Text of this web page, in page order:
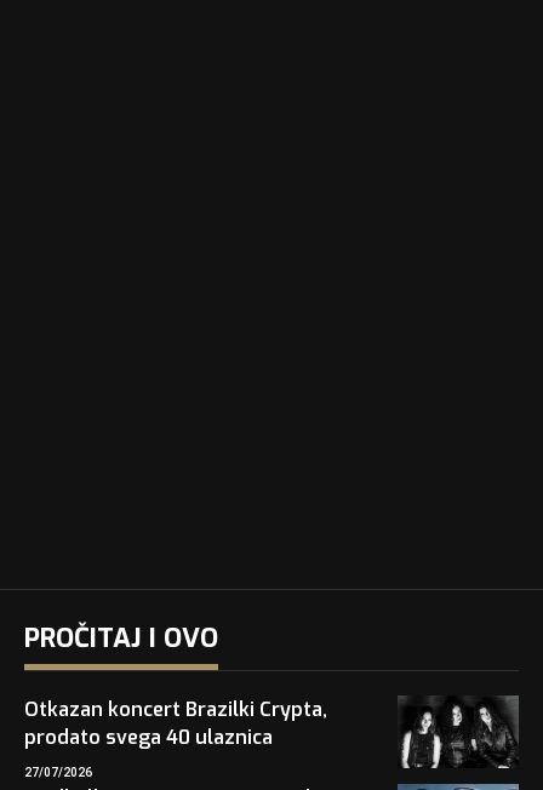
PROČITAJ I OVO
Otkazan koncert Brazilki Crypta,
prodato svega 40 ulaznica
27/07/2026